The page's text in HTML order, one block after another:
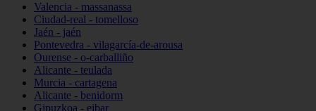
Valencia - massanassa
Ciudad-real - tomelloso
Jaén - jaén
Pontevedra - vilagarcía-de-arousa
Ourense - o-carballiño
Alicante - teulada
Murcia - cartagena
Alicante - benidorm
Gipuzkoa - eibar